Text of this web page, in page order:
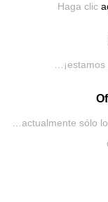
Haga clic
…¡estamos
…actualmente sólo